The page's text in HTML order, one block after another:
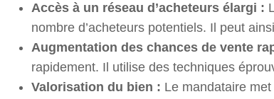
Accès à un réseau d’acheteurs élargi :
nombre d’acheteurs potentiels. Il peut
Augmentation des chances de vente
rapidement. Il utilise des techniques
Valorisation du bien : Le mandataire